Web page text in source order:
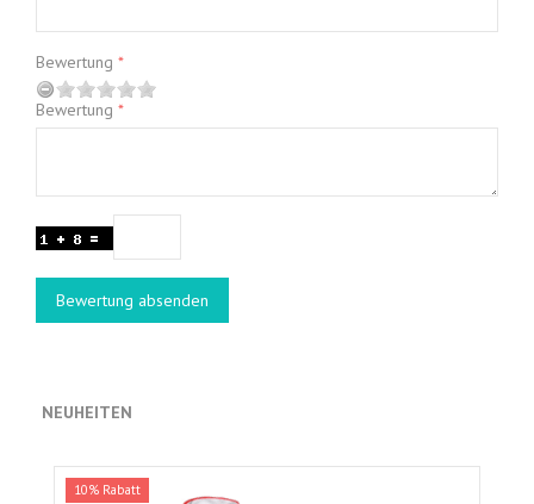
Bewertung
Bewertung
Bewertung absenden
NEUHEITEN
10% Rabatt